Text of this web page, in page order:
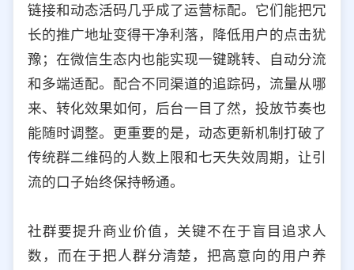
链接和动态活码几乎成了运营标配。它们能把冗
长的推广地址变得干净利落，降低用户的点击犹
豫；在微信生态内也能实现一键跳转、自动分流
和多端适配。配合不同渠道的追踪码，流量从哪
来、转化效果如何，后台一目了然，投放节奏也
能随时调整。更重要的是，动态更新机制打破了
传统群二维码的人数上限和七天失效周期，让引
流的口子始终保持畅通。
社群要提升商业价值，关键不在于盲目追求人
数，而在于把人群分清楚，把高意向的用户养